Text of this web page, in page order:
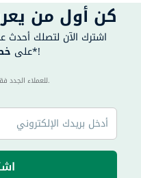
كن أول من
اشترك الآن لتصلك أحدث
على خصم 40٪ مباشرةً*!
40 للعملاء الجدد فقط. تطبق الشروط والأحكام.